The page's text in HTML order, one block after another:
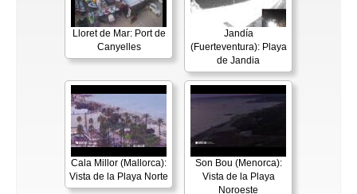
Lloret de Mar: Port de
Canyelles
Jandía
(Fuerteventura): Playa
de Jandia
Cala Millor (Mallorca):
Vista de la Playa Norte
Son Bou (Menorca):
Vista de la Playa
Noroeste